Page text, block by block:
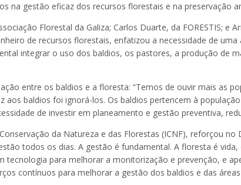
na gestão eficaz dos recursos florestais e na preservação
Florestal da Galiza; Carlos Duarte, da FORESTIS; e
de recursos florestais, enfatizou a necessidade de
integrar o uso dos baldios, os pastores, a produção de
entre os baldios e a floresta: “Temos de ouvir mais as
aos baldios foi ignorá-los. Os baldios pertencem à
de investir em planeamento e gestão preventiva,
da Natureza e das Florestas (ICNF), reforçou
todos os dias. A gestão é fundamental. A floresta é
tecnologia para melhorar a monitorização e prevenção, e
contínuos para melhorar a gestão dos baldios e das